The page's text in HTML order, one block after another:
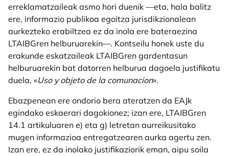
erreklamatzaileak asmo hori duenik —eta, hala balitz
ere, informazio publikoa egoitza jurisdikzionalean
aurkezteko erabiltzea ez da inola ere bateraezina
LTAIBGren helburuarekin—. Kontseilu honek uste du
erakunde eskatzaileak LTAIBGren gardentasun
helburuarekin bat datorren helburua dagoela justifikatu
duela, «Uso y objeto de la comunacion».
Ebazpenean ere ondorio bera ateratzen da EAJk
egindako eskaerari dagokionez; izan ere, LTAIBGren
14.1 artikuluaren e) eta g) letretan aurreikusitako
mugen informazioa entregatzearen aurka agertu zen.
Izan ere, ez da inolako justifikaziorik eman, aipu soila